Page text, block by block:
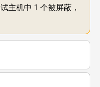
主机中 1 个被屏蔽，